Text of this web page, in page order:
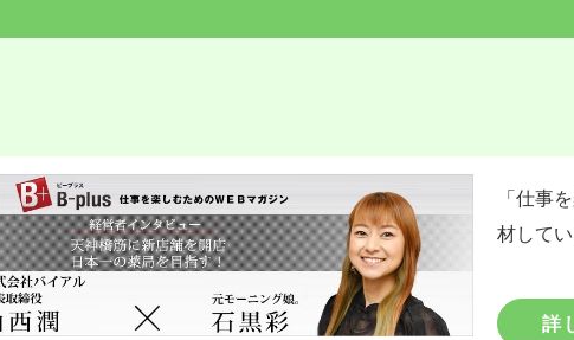
「仕事
材してい
詳